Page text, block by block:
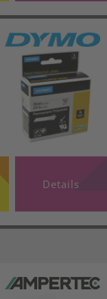
Details